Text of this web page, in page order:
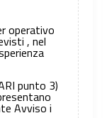
operativo
, nel
punto 3)
Avviso i